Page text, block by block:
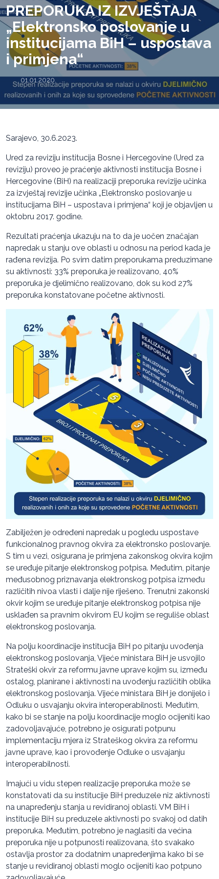
PREPORUKA IZ IZVJEŠTAJA
„Elektronsko poslovanje u
institucijama BiH – uspostava
i primjena“
01.01.2020.
Sarajevo, 30.6.2023.
Ured za reviziju institucija Bosne i Hercegovine (Ured za
reviziju) proveo je praćenje aktivnosti institucija Bosne i
Hercegovine (BiH) na realizaciji preporuka revizije učinka
za izvještaj revizije učinka „Elektronsko poslovanje u
institucijama BiH – uspostava i primjena“ koji je objavljen u
oktobru 2017. godine.
Rezultati praćenja ukazuju na to da je uočen značajan
napredak u stanju ove oblasti u odnosu na period kada je
rađena revizija. Po svim datim preporukama preduzimane
su aktivnosti: 33% preporuka je realizovano, 40%
preporuka je djelimično realizovano, dok su kod 27%
preporuka konstatovane početne aktivnosti.
Zabilježen je određeni napredak u pogledu uspostave
funkcionalnog pravnog okvira za elektronsko poslovanje.
S tim u vezi, osigurana je primjena zakonskog okvira kojim
se uređuje pitanje elektronskog potpisa. Međutim, pitanje
međusobnog priznavanja elektronskog potpisa između
različitih nivoa vlasti i dalje nije riješeno. Trenutni zakonski
okvir kojim se uređuje pitanje elektronskog potpisa nije
usklađen sa pravnim okvirom EU kojim se reguliše oblast
elektronskog poslovanja.
Na polju koordinacije institucija BiH po pitanju uvođenja
elektronskog poslovanja, Vijeće ministara BiH je usvojilo
Strateški okvir za reformu javne uprave kojim su, između
ostalog, planirane i aktivnosti na uvođenju različitih oblika
elektronskog poslovanja. Vijeće ministara BiH je donijelo i
Odluku o usvajanju okvira interoperabilnosti. Međutim,
kako bi se stanje na polju koordinacije moglo ocijeniti kao
zadovoljavajuće, potrebno je osigurati potpunu
implementaciju mjera iz Strateškog okvira za reformu
javne uprave, kao i provođenje Odluke o usvajanju
interoperabilnosti.
Imajući u vidu stepen realizacije preporuka može se
konstatovati da su institucije BiH preduzele niz aktivnosti
na unapređenju stanja u revidiranoj oblasti. VM BiH i
institucije BiH su preduzele aktivnosti po svakoj od datih
preporuka. Međutim, potrebno je naglasiti da većina
preporuka nije u potpunosti realizovana, što svakako
ostavlja prostor za dodatnim unapređenjima kako bi se
stanje u revidiranoj oblasti moglo ocijeniti kao potpuno